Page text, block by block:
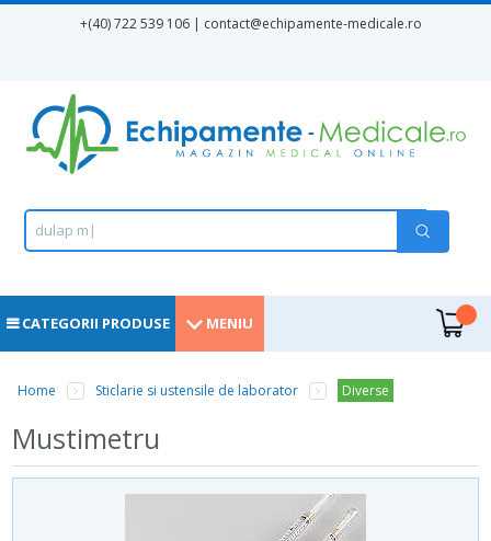
+(40) 722 539 106 | contact@echipamente-medicale.ro
Formular de căutare
Căutare
.dulap m e
MENIU
CATEGORII PRODUSE
Home Sticlarie si ustensile de laborator Diverse
Mustimetru